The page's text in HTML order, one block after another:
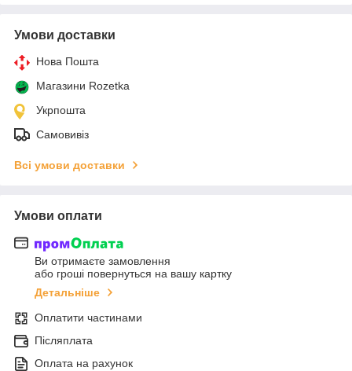
Умови доставки
Нова Пошта
Магазини Rozetka
Укрпошта
Самовивіз
Всі умови доставки
Умови оплати
Ви отримаєте замовлення
або гроші повернуться на вашу картку
Детальніше
Оплатити частинами
Післяплата
Оплата на рахунок